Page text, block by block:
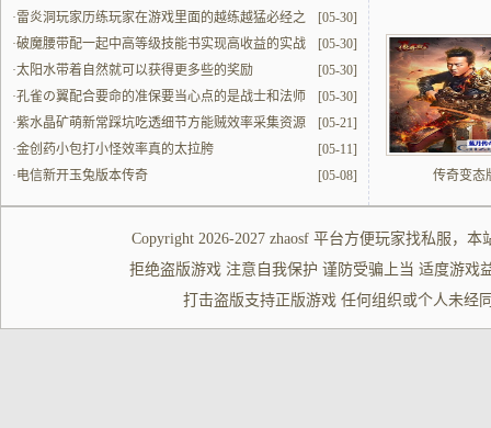
[05-30]
·雷炎洞玩家历练玩家在游戏里面的越练越猛必经之
地
[05-30]
·破魔腰带配一起中高等级技能书实现高收益的实战
解读
[05-30]
·太阳水带着自然就可以获得更多些的奖励
[05-30]
·孔雀の翼配合要命的准保要当心点的是战士和法师
的配合
[05-21]
·紫水晶矿萌新常踩坑吃透细节方能贼效率采集资源
[05-11]
·金创药小包打小怪效率真的太拉胯
[05-08]
·电信新开玉兔版本传奇 传奇变态
Copyright 2026-2027 zhaosf平台方便玩家找私服 ，本
拒绝盗版游戏 注意自我保护 谨防受骗上当 适度游戏
打击盗版支持正版游戏 任何组织或个人未经